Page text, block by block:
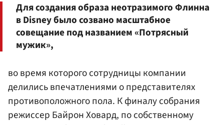
Для создания образа неотразимого Флинна
в Disney было созвано масштабное
совещание под названием «Потрясный
мужик»,
во время которого сотрудницы компании
делились впечатлениями о представителях
противоположного пола. К финалу собрания
режиссер Байрон Ховард, по собственному